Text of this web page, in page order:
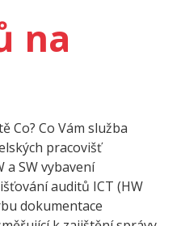
na
Co? Co Vám služba
pracovišť
a SW vybavení
auditů ICT (HW
dokumentace